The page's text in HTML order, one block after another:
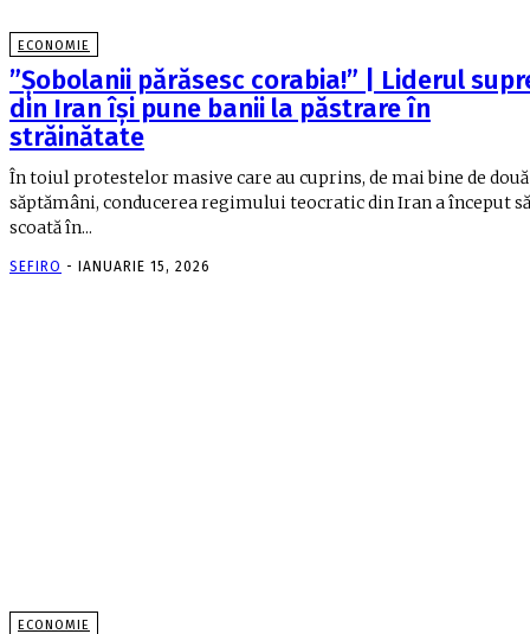
ECONOMIE
”Șobolanii părăsesc corabia!” | Liderul
din Iran își pune banii la păstrare în
străinătate
În toiul protestelor masive care au cuprins, de mai bine de două
săptămâni, conducerea regimului teocratic din Iran a început să
scoată în...
SEFIRO - IANUARIE 15, 2026
ECONOMIE